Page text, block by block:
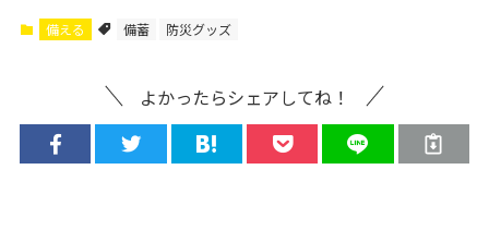
備える 備蓄 防災グッズ
よかったらシェアしてね！